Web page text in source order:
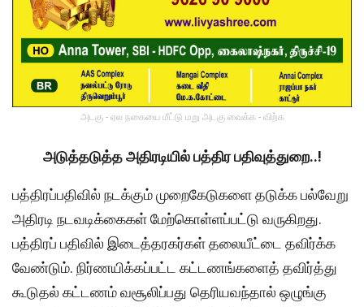
அடகு - ஏல நகையை மீட்டு மறு அடகு வைக்க - விற்க
அடுத்தடுத்த அதிரடியில் பத்திர பதிவுத்துறை..!
பத்திரப்பதிவில் நடக்கும் முறைகேடுகளை தடுக்க பல்வேறு
அதிரடி நடவடிக்கைகள் மேற்கொள்ளப்பட்டு வருகிறது.
பத்திரப் பதிவில் இடைத்தரகர்கள் தலையீட்டை தவிர்க்க
வேண்டும். நிர்ணயிக்கப்பட்ட கட்டணங்களைத் தவிர்த்து
கூடுதல் கட்டணம் வசூலிப்பது தெரியவந்தால் ஒழுங்கு